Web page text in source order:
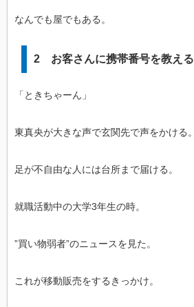
なんでも屋でもある。
2 お客さんに携帯番号を教える
「ときちゃーん」
東真央が大きな声で玄関先で声をかける。
足が不自由な人には台所まで届ける。
就職活動中の大学3年生の時。
”買い物弱者”のニュースを見た。
これが移動販売をするきっかけ。